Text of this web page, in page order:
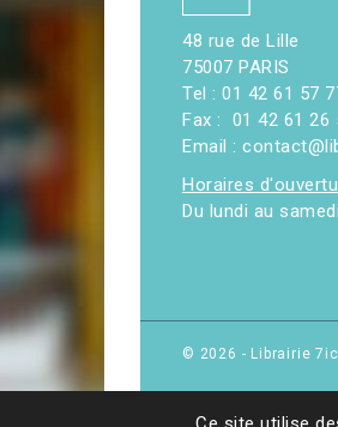
48 rue de Lille
75007 PARIS
Tel : 01 42 61 57
Fax : 01 42 61 26
Email :
Horaires
Du lundi au
© 2026 - Librairie